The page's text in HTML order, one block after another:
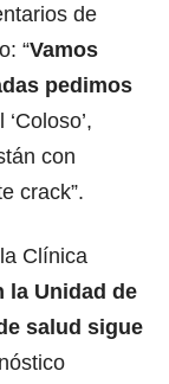
de
“Vamos
pedimos
con
crack”.
Clínica
la Unidad de
salud sigue